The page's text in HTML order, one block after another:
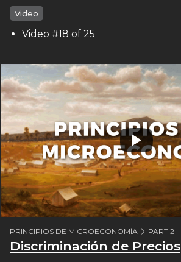
Video
Video #18 of 25
PRINCIPIOS DE MICROECONOMÍA PART 2
Discriminación de Precios